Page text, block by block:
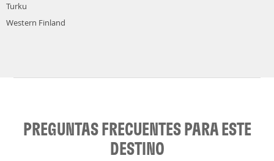
Turku
Western Finland
PREGUNTAS FRECUENTES PARA ESTE
DESTINO